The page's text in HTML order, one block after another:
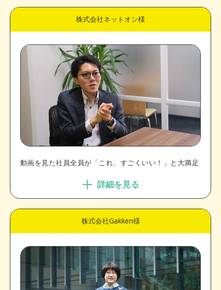
株式会社ネットオン様
動画を見た社員全員が「これ、すごくいい！」と大満足
詳細を見る
株式会社Gakken様